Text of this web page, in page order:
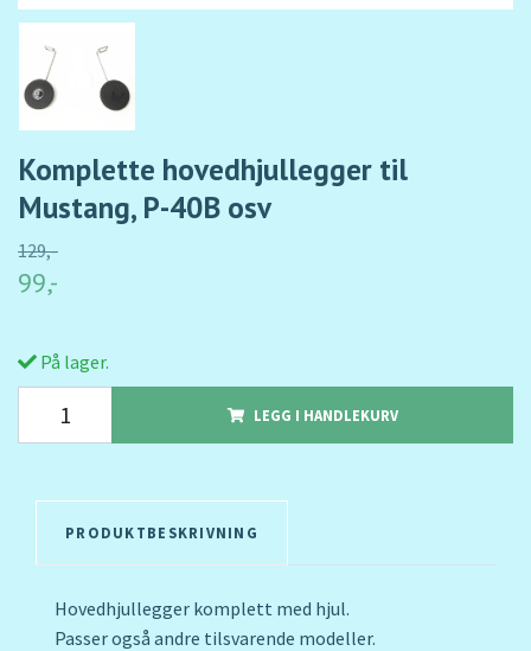
Komplette hovedhjullegger til
Mustang, P-40B osv
129,-
99,-
På lager.
LEGG I HANDLEKURV
PRODUKTBESKRIVNING
Hovedhjullegger komplett med hjul.
Passer også andre tilsvarende modeller.